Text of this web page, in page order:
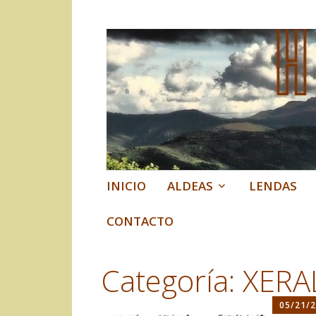
Historias do
Historia, lendas e contos
Ir
contenido
INICIO ALDEAS LENDAS
CONTACTO
Categoría:
05/21/